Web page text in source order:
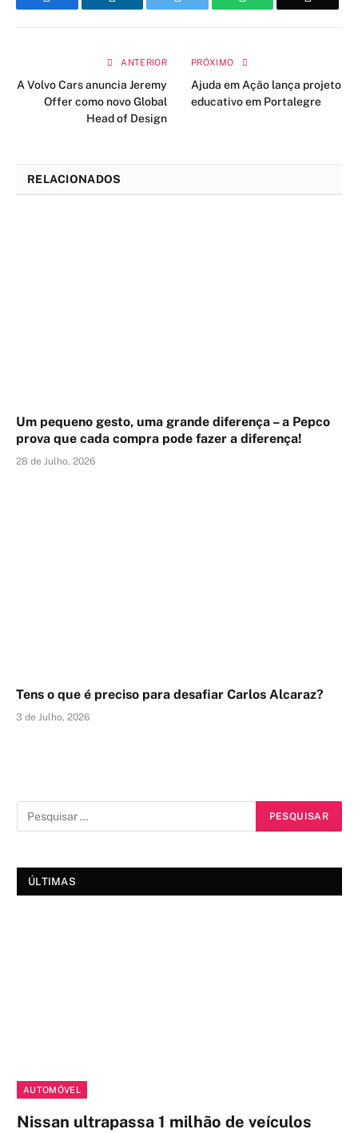
ANTERIOR
A Volvo Cars anuncia Jeremy
Offer como novo Global
Head of Design
PRÓXIMO
Ajuda em Ação lança projeto
educativo em Portalegre
RELACIONADOS
Um pequeno gesto, uma grande diferença – a Pepco
prova que cada compra pode fazer a diferença!
28 de Julho, 2026
Tens o que é preciso para desafiar Carlos Alcaraz?
3 de Julho, 2026
ÚLTIMAS
AUTOMÓVEL
Nissan ultrapassa 1 milhão de veículos